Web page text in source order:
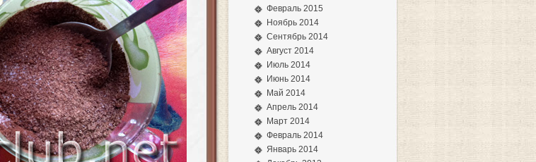
Февраль 2015
Ноябрь 2014
Сентябрь 2014
Август 2014
Июль 2014
Июнь 2014
Май 2014
Апрель 2014
Март 2014
Февраль 2014
Январь 2014